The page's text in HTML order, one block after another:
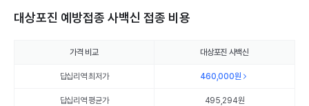
대상포진 예방접종 사백신 접종 비용
가격 비교 대상포진 사백신
답십리역 최저가 460,000원
답십리역 평균가 495,294원